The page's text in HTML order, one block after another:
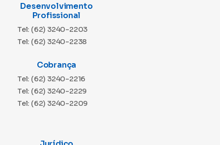
Desenvolvimento
Profissional
Tel: (62) 3240-2203
Tel: (62) 3240-2238
Cobrança
Tel: (62) 3240-2216
Tel: (62) 3240-2229
Tel: (62) 3240-2209